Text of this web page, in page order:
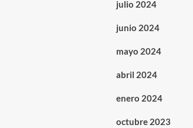
julio 2024
junio 2024
mayo 2024
abril 2024
enero 2024
octubre 2023